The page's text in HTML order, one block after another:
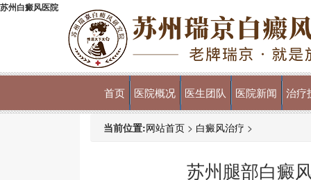
苏州白癜风医院
首页 医院概况 医生团队 医院新闻 治疗
当前位置:网站首页 > 白癜风治疗 >
苏州腿部白癜